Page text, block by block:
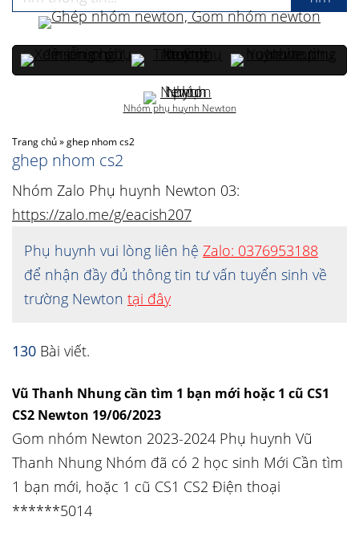
Trang chủ»ghep nhom cs2
ghep nhom cs2
Nhóm Zalo Phụ huynh Newton 03:
https://zalo.me/g/eacish207
Phụ huynh vui lòng liên hệ Zalo: 0376953188
để nhận đầy đủ thông tin tư vấn tuyển sinh về
trường Newton tại đây
130 Bài viết.
Vũ Thanh Nhung cần tìm 1 bạn mới hoặc 1 cũ CS1
CS2 Newton 19/06/2023
Gom nhóm Newton 2023-2024 Phụ huynh Vũ
Thanh Nhung Nhóm đã có 2 học sinh Mới Cần tìm
1 bạn mới, hoặc 1 cũ CS1 CS2 Điện thoại
******5014
Nhóm phụ huynh Newton